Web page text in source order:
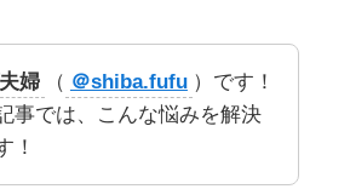
婦 （ ＠shiba.fufu ）です！
事では、こんな悩みを解決
！